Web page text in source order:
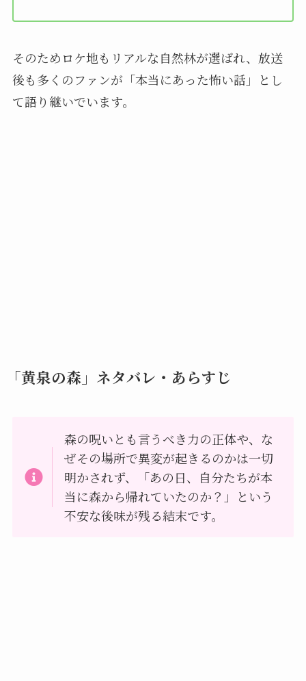
そのためロケ地もリアルな自然林が選ばれ、放送
後も多くのファンが「本当にあった怖い話」とし
て語り継いでいます。
「黄泉の森」ネタバレ・あらすじ
森の呪いとも言うべき力の正体や、な
ぜその場所で異変が起きるのかは一切
明かされず、「あの日、自分たちが本
当に森から帰れていたのか？」という
不安な後味が残る結末です。